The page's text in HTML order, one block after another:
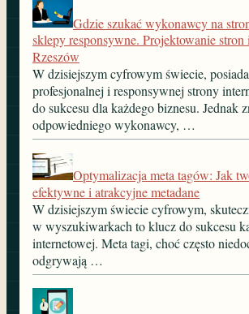
Gdzie szukać wykonawcy na
sklepy responsywne. Projektowanie stron
Rzeszów
W dzisiejszym cyfrowym świecie,
profesjonalnej i responsywnej strony
do sukcesu dla każdego biznesu. Jednak
odpowiedniego wykonawcy, …
Optymalizacja meta tagów: Jak
efektywne i atrakcyjne metadane
W dzisiejszym świecie cyfrowym,
w wyszukiwarkach to klucz do sukcesu
internetowej. Meta tagi, choć często
odgrywają …